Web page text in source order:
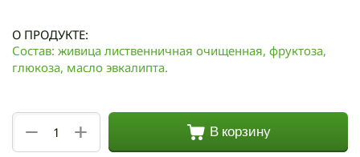
О ПРОДУКТЕ:
Состав: живица лиственничная очищенная, фруктоза,
глюкоза, масло эвкалипта.
+
− В корзину